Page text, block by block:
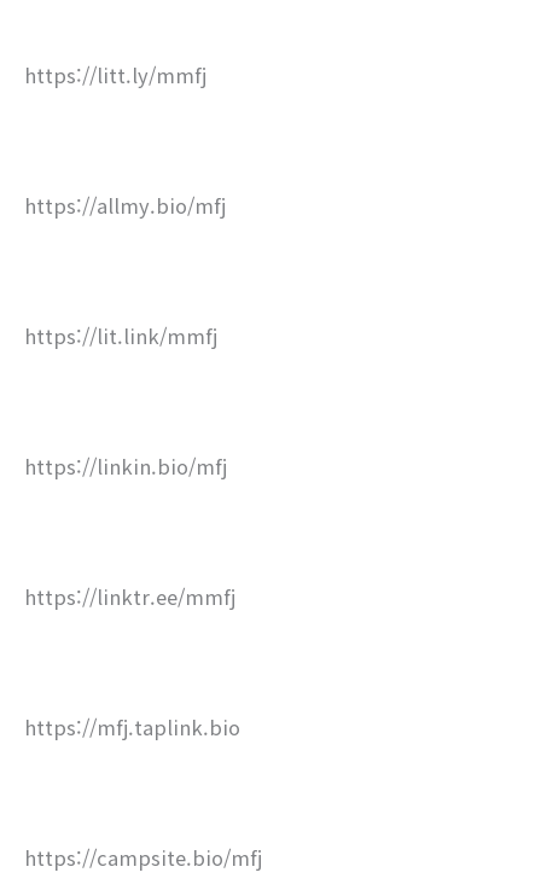
https://litt.ly/mmfj
https://allmy.bio/mfj
https://lit.link/mmfj
https://linkin.bio/mfj
https://linktr.ee/mmfj
https://mfj.taplink.bio
https://campsite.bio/mfj